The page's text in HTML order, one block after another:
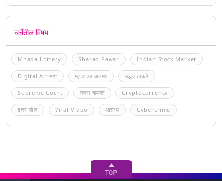
चर्चेतील विषय
Mhada Lottery Sharad Pawar Indian Stock Market
Digital Arrest म्हाडाच्या बातम्या उद्धव ठाकरे
Supreme Court नवरा बायको Cryptocurrency
इतर खेळ Viral Video आरोग्य Cybercrime